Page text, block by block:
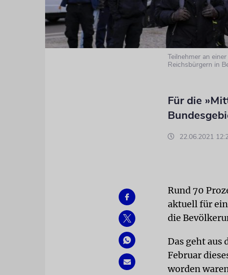
Teilnehmer an
Reichsbürgern in
Für die
22.06.2021
Rund 70
aktuell für
die
Das geht
Februar
worden